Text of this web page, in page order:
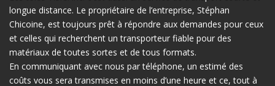
longue distance. Le propriétaire de l’entreprise, Stéphan
Chicoine, est toujours prêt à répondre aux demandes pour ceux
et celles qui recherchent un transporteur fiable pour des
matériaux de toutes sortes et de tous formats.
En communiquant avec nous par téléphone, un estimé des
coûts vous sera transmises en moins d’une heure et ce, tout à